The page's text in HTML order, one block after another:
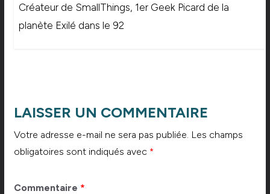
Créateur de SmallThings, 1er Geek Picard de la
planète Exilé dans le 92
LAISSER UN COMMENTAIRE
Votre adresse e-mail ne sera pas publiée. Les champs
obligatoires sont indiqués avec *
Commentaire *